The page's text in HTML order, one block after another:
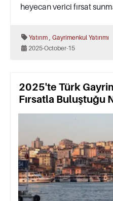
heyecan verici fırsat
Yatırım Gayrimenkul Yatırımı
2025-October-15
2025'te Türk
Fırsatla Buluştuğu